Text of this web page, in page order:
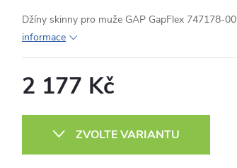
Džíny skinny pro muže GAP GapFlex 747178-00
informace
2 177 Kč
ZVOLTE VARIANTU